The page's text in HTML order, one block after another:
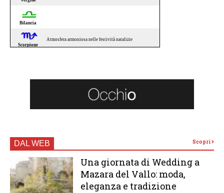
DAL WEB Scopri
Una giornata di Wedding a
Mazara del Vallo: moda,
eleganza e tradizione